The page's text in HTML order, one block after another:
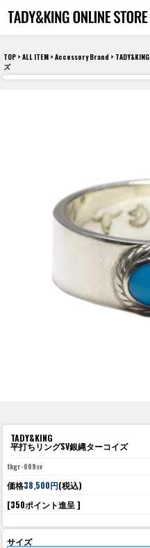
TOP > ALL ITEM > Accessory Brand > TADY&KING
ズ
TADY&KING
平打ちリングSV銀縄ターコイズ
tkgr-009sv
価格38,500円(税込)
[350ポイント進呈 ]
サイズ